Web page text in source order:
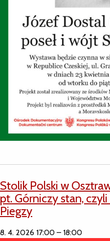
Stolik Polski w
pt. Górniczy stan,
Piegzy
8. 4. 2026 17:00 – 18:00